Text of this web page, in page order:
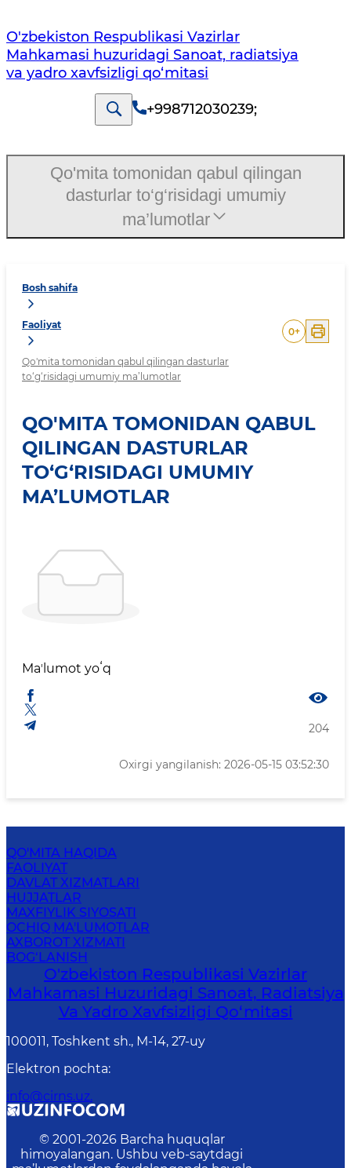
O'zbekiston Respublikasi Vazirlar
Mahkamasi huzuridagi Sanoat, radiatsiya
va yadro xavfsizligi qo‘mitasi
+998712030239;
Bosh sahifa
Faoliyat
Qo'mita tomonidan qabul qilingan dasturlar
to‘g‘risidagi umumiy ma’lumotlar
0+
QO'MITA TOMONIDAN QABUL
QILINGAN DASTURLAR
TO‘G‘RISIDAGI UMUMIY
MA’LUMOTLAR
Maʼlumot yoʻq
204
Oxirgi yangilanish: 2026-05-15 03:52:30
Qo'mita tomonidan qabul qilingan
dasturlar to‘g‘risidagi umumiy
ma’lumotlar
QO'MITA HAQIDA
FAOLIYAT
DAVLAT XIZMATLARI
HUJJATLAR
MAXFIYLIK SIYOSATI
OCHIQ MA'LUMOTLAR
AXBOROT XIZMATI
BOG‘LANISH
O'zbekiston Respublikasi Vazirlar
Mahkamasi Huzuridagi Sanoat, Radiatsiya
Va Yadro Xavfsizligi Qo‘mitasi
100011, Toshkent sh., М-14, 27-uy
Elektron pochta:
info@cirns.uz.
© 2001-2026 Barcha huquqlar
himoyalangan. Ushbu veb-saytdagi